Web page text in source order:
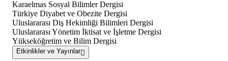
Karaelmas Sosyal Bilimler Dergisi
Türkiye Diyabet ve Obezite Dergisi
Uluslararası Diş Hekimliği Bilimleri Dergisi
Uluslararası Yönetim İktisat ve İşletme Dergisi
Yükseköğretim ve Bilim Dergisi
Etkinlikler ve Yayınlar